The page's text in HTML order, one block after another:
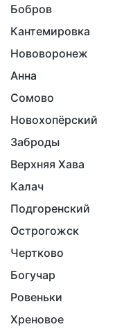
Бобров
Кантемировка
Нововоронеж
Анна
Сомово
Новохопёрский
Заброды
Верхняя Хава
Калач
Подгоренский
Острогожск
Чертково
Богучар
Ровеньки
Хреновое